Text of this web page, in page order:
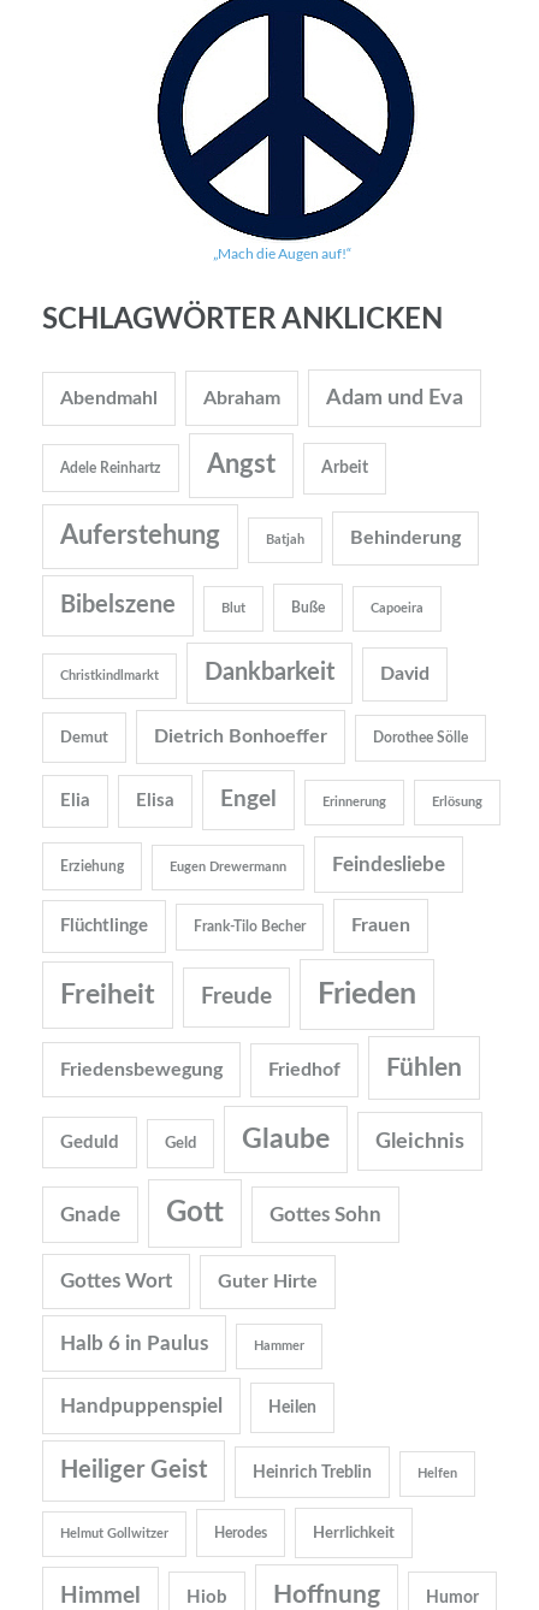
„Mach die Augen auf!“
SCHLAGWÖRTER ANKLICKEN
Abendmahl Abraham Adam und Eva
Adele Reinhartz Angst Arbeit
Auferstehung Batjah Behinderung
Bibelszene Blut Buße Capoeira
Christkindlmarkt Dankbarkeit David
Demut Dietrich Bonhoeffer Dorothee Sölle
Elia Elisa Engel Erinnerung Erlösung
Erziehung Eugen Drewermann Feindesliebe
Flüchtlinge Frank-Tilo Becher Frauen
Freiheit Freude Frieden
Friedensbewegung Friedhof Fühlen
Geduld Geld Glaube Gleichnis
Gnade Gott Gottes Sohn
Gottes Wort Guter Hirte
Halb 6 in Paulus Hammer
Handpuppenspiel Heilen
Heiliger Geist Heinrich Treblin Helfen
Helmut Gollwitzer Herodes Herrlichkeit
Himmel Hiob Hoffnung Humor